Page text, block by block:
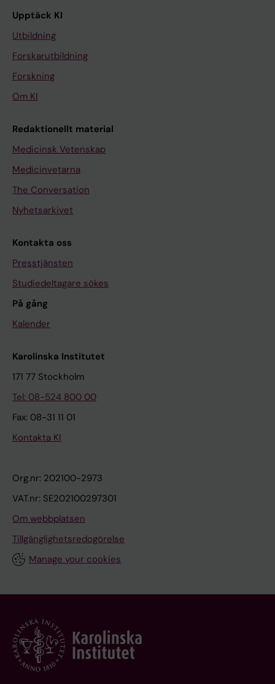
Upptäck KI
Utbildning
Forskarutbildning
Forskning
Om KI
Redaktionellt material
Medicinsk Vetenskap
Medicinvetarna
The Conversation
Nyhetsarkivet
Kontakta oss
Presstjänsten
Studiedeltagare sökes
På gång
Kalender
Karolinska Institutet
171 77 Stockholm
Tel: 08-524 800 00
Fax: 08-31 11 01
Kontakta KI
Org.nr: 202100-2973
VAT.nr: SE202100297301
Om webbplatsen
Tillgänglighetsredogörelse
Manage your cookies